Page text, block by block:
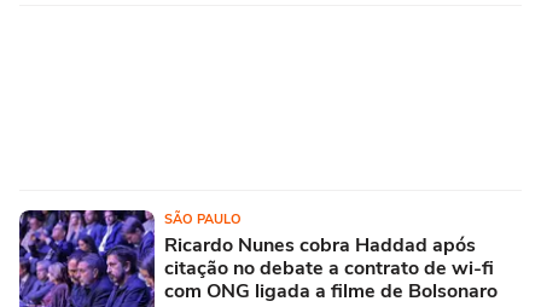
SÃO PAULO
Ricardo Nunes cobra Haddad após
citação no debate a contrato de wi-fi
com ONG ligada a filme de Bolsonaro